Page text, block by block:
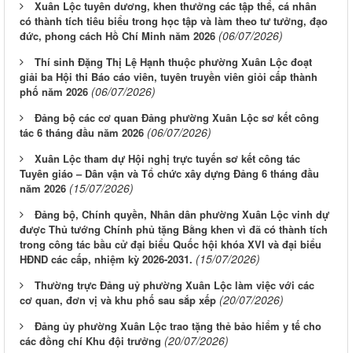
Xuân Lộc tuyên dương, khen thưởng các tập thể, cá nhân
có thành tích tiêu biểu trong học tập và làm theo tư tưởng, đạo
đức, phong cách Hồ Chí Minh năm 2026 (06/07/2026)
Thí sinh Đặng Thị Lệ Hạnh thuộc phường Xuân Lộc đoạt
giải ba Hội thi Báo cáo viên, tuyên truyền viên giỏi cấp thành
phố năm 2026 (06/07/2026)
Đảng bộ các cơ quan Đảng phường Xuân Lộc sơ kết công
tác 6 tháng đầu năm 2026 (06/07/2026)
Xuân Lộc tham dự Hội nghị trực tuyến sơ kết công tác
Tuyên giáo – Dân vận và Tổ chức xây dựng Đảng 6 tháng đầu
năm 2026 (15/07/2026)
Đảng bộ, Chính quyền, Nhân dân phường Xuân Lộc vinh dự
được Thủ tướng Chính phủ tặng Bằng khen vì đã có thành tích
trong công tác bầu cử đại biểu Quốc hội khóa XVI và đại biểu
HĐND các cấp, nhiệm kỳ 2026-2031. (15/07/2026)
Thường trực Đảng uỷ phường Xuân Lộc làm việc với các
cơ quan, đơn vị và khu phố sau sắp xếp (20/07/2026)
Đảng ủy phường Xuân Lộc trao tặng thẻ bảo hiểm y tế cho
các đồng chí Khu đội trưởng (20/07/2026)